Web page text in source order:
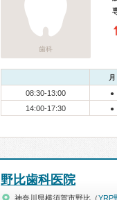
歯科
月
08:30-13:00 ●
14:00-17:30 ●
野比歯科医院
神奈川県横須賀市野比（YRP